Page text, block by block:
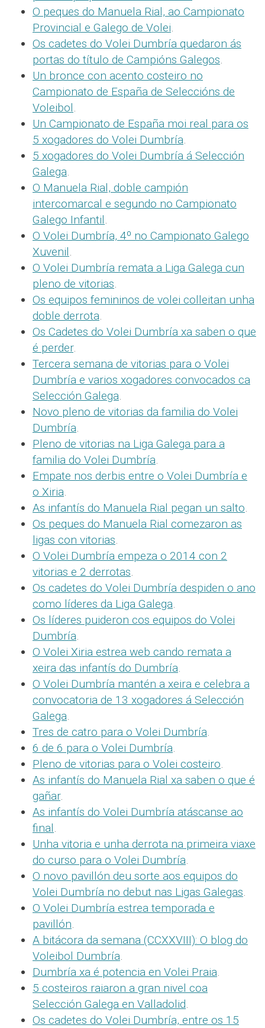
O peques do Manuela Rial, ao Campionato
Provincial e Galego de Volei.
Os cadetes do Volei Dumbría quedaron ás
portas do título de Campións Galegos.
Un bronce con acento costeiro no
Campionato de España de Seleccións de
Voleibol.
Un Campionato de España moi real para os
5 xogadores do Volei Dumbría.
5 xogadores do Volei Dumbría á Selección
Galega.
O Manuela Rial, doble campión
intercomarcal e segundo no Campionato
Galego Infantil.
O Volei Dumbría, 4º no Campionato Galego
Xuvenil.
O Volei Dumbría remata a Liga Galega cun
pleno de vitorias.
Os equipos femininos de volei colleitan unha
doble derrota.
Os Cadetes do Volei Dumbría xa saben o que
é perder.
Tercera semana de vitorias para o Volei
Dumbría e varios xogadores convocados ca
Selección Galega.
Novo pleno de vitorias da familia do Volei
Dumbría.
Pleno de vitorias na Liga Galega para a
familia do Volei Dumbría.
Empate nos derbis entre o Volei Dumbría e
o Xiria.
As infantís do Manuela Rial pegan un salto.
Os peques do Manuela Rial comezaron as
ligas con vitorias.
O Volei Dumbría empeza o 2014 con 2
vitorias e 2 derrotas.
Os cadetes do Volei Dumbría despiden o ano
como líderes da Liga Galega.
Os líderes puideron cos equipos do Volei
Dumbría.
O Volei Xiria estrea web cando remata a
xeira das infantís do Dumbría.
O Volei Dumbría mantén a xeira e celebra a
convocatoria de 13 xogadores á Selección
Galega.
Tres de catro para o Volei Dumbría.
6 de 6 para o Volei Dumbría.
Pleno de vitorias para o Volei costeiro.
As infantís do Manuela Rial xa saben o que é
gañar.
As infantís do Volei Dumbría atáscanse ao
final.
Unha vitoria e unha derrota na primeira viaxe
do curso para o Volei Dumbría.
O novo pavillón deu sorte aos equipos do
Volei Dumbría no debut nas Ligas Galegas.
O Volei Dumbría estrea temporada e
pavillón.
A bitácora da semana (CCXXVIII): O blog do
Voleibol Dumbría.
Dumbría xa é potencia en Volei Praia.
5 costeiros raiaron a gran nivel coa
Selección Galega en Valladolid.
Os cadetes do Volei Dumbría, entre os 15